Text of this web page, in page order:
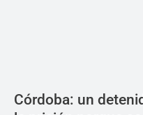
Córdoba: un